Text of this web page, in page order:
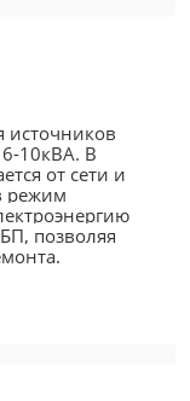
источников
10кВА. В
от сети и
режим
позволяя